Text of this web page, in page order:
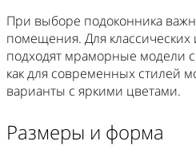
При выборе подоконника
помещения. Для
подходят мраморные модели
как для современных стилей
варианты с яркими цветами.
Размеры и форма